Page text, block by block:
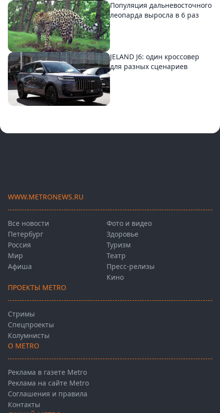
Популяция дальневосточного
леопарда выросла в 6 раз
JELAND J6: один кроссовер
для разных сценариев
WWW.METRONEWS.RU
Все новости
Петербург
Россия
Мир
Афиша
Фото и видео
Здоровье
Туризм
Театр
Пресс-релизы
Кино
ПРОЕКТЫ METRO
Стримы
Спецпроекты
Колумнисты
О METRO
Реклама в газете Metro
Реклама на сайте Metro
Соглашения и правила
Контакты